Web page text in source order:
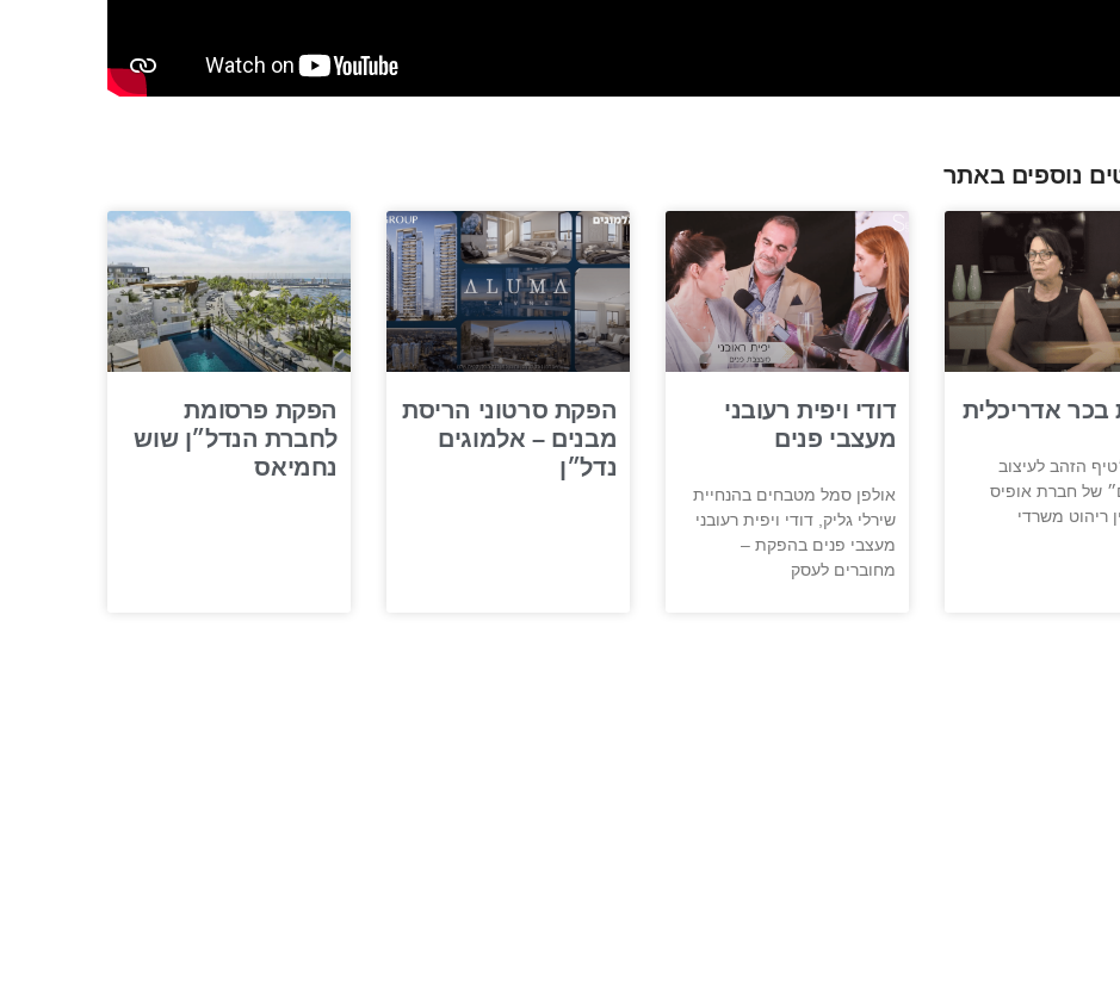
נוספים באתר
בכר אדריכלית
הזהב לעיצוב
של חברת אופיס
ריהוט משרדי
דודי ויפית רעובני
מעצבי פנים
אולפן סמל מטבחים בהנחיית
שירלי גליק, דודי ויפית רעובני
מעצבי פנים בהפקת –
מחוברים לעסק
הפקת סרטוני הריסת
מבנים – אלמוגים
נדל״ן
הפקת פרסומת
לחברת הנדל״ן שוש
נחמיאס